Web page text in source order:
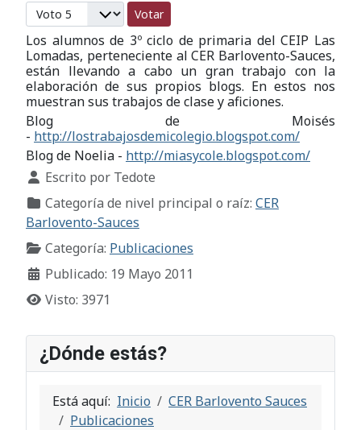
¿Dónde estás?
Está aquí: Inicio
CER Barlovento Sauces
Publicaciones
Por favor, vote
Los alumnos de 3º ciclo de primaria del CEIP Las
Lomadas, perteneciente al CER Barlovento-Sauces,
están llevando a cabo un gran trabajo con la
elaboración de sus propios blogs. En estos nos
muestran sus trabajos de clase y aficiones.
Blog de Moisés
- http://lostrabajosdemicolegio.blogspot.com/
Blog de Noelia - http://miasycole.blogspot.com/
Detalles
Escrito por Tedote
Categoría de nivel principal o raíz: CER
Barlovento-Sauces
Categoría: Publicaciones
Publicado: 19 Mayo 2011
Visto: 3971